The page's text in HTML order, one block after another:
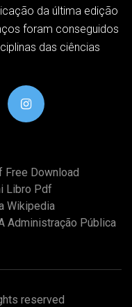
da última edição
foram conseguidos
das ciências
Free Download
Libro Pdf
Wikipedia
Administração Pública
reserved